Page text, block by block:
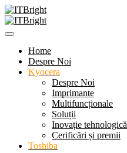
Home
Despre Noi
Kyocera
Despre Noi
Imprimante
Multifuncționale
Soluții
Inovație tehnologică
Cerificări și premii
Toshiba